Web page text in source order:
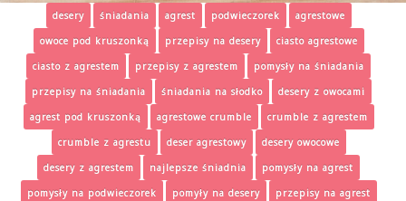
desery śniadania agrest podwieczorek
agrestowe
owoce pod kruszonką
przepisy na desery
ciasto agrestowe
ciasto z agrestem
przepisy z agrestem
pomysły na śniadania
przepisy na śniadania
śniadania na słodko
desery z owocami
agrest pod kruszonką
agrestowe crumble
crumble z agrestem
crumble z agrestu
deser agrestowy
desery owocowe
desery z agrestem
najlepsze śniadnia
pomysły na agrest
pomysły na podwieczorek
pomyły na desery przepisy na agrest